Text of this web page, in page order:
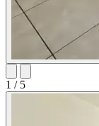
1 / 5